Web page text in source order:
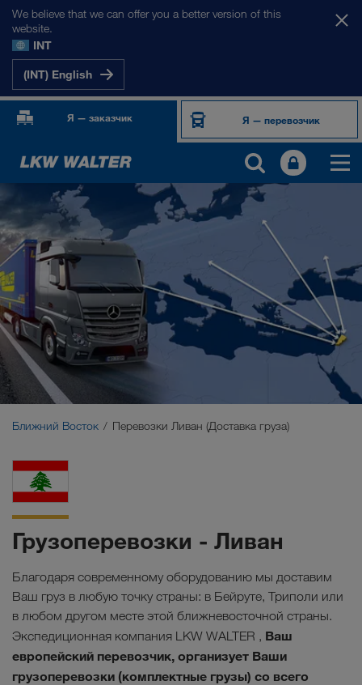
We believe that we can offer you a better version of this
website.
INT
(INT) English
Я — заказчик Я — перевозчик
НАШИ РЫНКИ
Европа
Центральная Азия
Россия
Ближний Восток
Ближний Восток Перевозки Ливан (Доставка груза)
Грузоперевозки - Ливан
Благодаря современному оборудованию мы доставим
Ваш груз в любую точку страны: в Бейруте, Триполи или
в любом другом месте этой ближневосточной страны.
Экспедиционная компания LKW WALTER , Ваш
европейский перевозчик, организует Ваши
грузоперевозки (комплектные грузы) со всего